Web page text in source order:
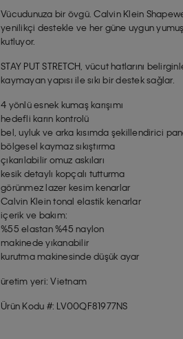
Vücudunuza bir övgü. Calvin Klein
yenilikçi destekle ve her güne uygun
kutluyor.
STAY PUT STRETCH, vücut hatlarını
kaymayan yapısı ile sıkı bir destek sağlar.
4 yönlü esnek kumaş karışımı
hedefli karın kontrolü
bel, uyluk ve arka kısımda şekillendirici
bölgesel kaymaz sıkıştırma
çıkarılabilir omuz askıları
kesik detaylı kopçalı tutturma
görünmez lazer kesim kenarlar
Calvin Klein tonal elastik kenarlar
içerik ve bakım:
%55 elastan %45 naylon
makinede yıkanabilir
kurutma makinesinde düşük ayar
üretim yeri: Vietnam
Ürün Kodu #: LV00QF81977NS